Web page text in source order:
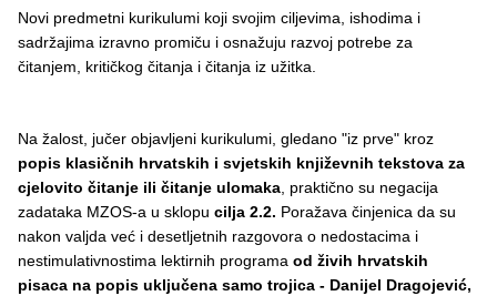
Novi predmetni kurikulumi koji svojim ciljevima, ishodima i
sadržajima izravno promiču i osnažuju razvoj potrebe za
čitanjem, kritičkog čitanja i čitanja iz užitka.
Na žalost, jučer objavljeni kurikulumi, gledano "iz prve" kroz
popis klasičnih hrvatskih i svjetskih književnih tekstova za
cjelovito čitanje ili čitanje ulomaka, praktično su negacija
zadataka MZOS-a u sklopu cilja 2.2. Poražava činjenica da su
nakon valjda već i desetljetnih razgovora o nedostacima i
nestimulativnostima lektirnih programa od živih hrvatskih
pisaca na popis uključena samo trojica - Danijel Dragojević,